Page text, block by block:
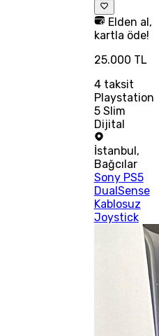
Elden al,
kartla öde!
25.000 TL
4taksit
Playstation
5 Slim
Dijital
İstanbul,
Bağcılar
Sony PS5
DualSense
Kablosuz
Joystick